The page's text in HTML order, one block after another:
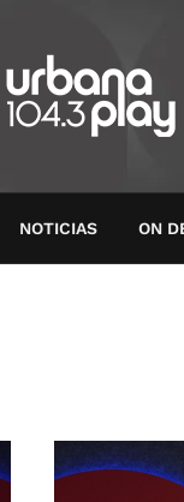
NOTICIAS ON